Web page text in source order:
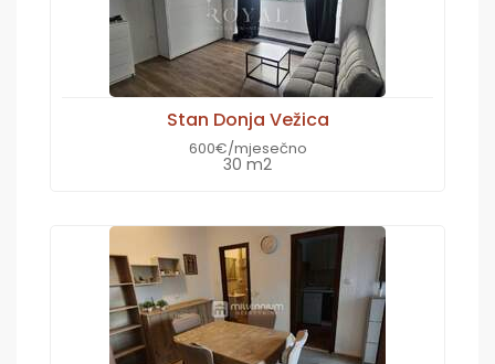
Stan Donja Vežica
600€/mjesečno
30 m2